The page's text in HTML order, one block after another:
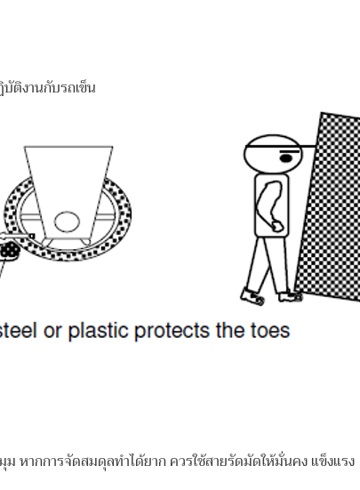
ติงานกับรถเข็น
หากการจัดสมดุลทำได้ยาก ควรใช้สายรัดมัดให้มั่นคง แข็งแรง